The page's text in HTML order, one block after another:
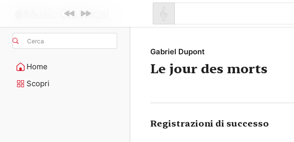
Cerca
Home
Scopri
Gabriel Dupont
Le jour des morts
Registrazioni di successo